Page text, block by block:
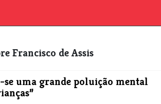
Francisco de Assis
se uma grande poluição mental